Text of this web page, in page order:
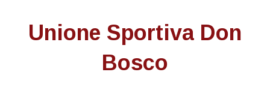
Unione Sportiva Don
Bosco